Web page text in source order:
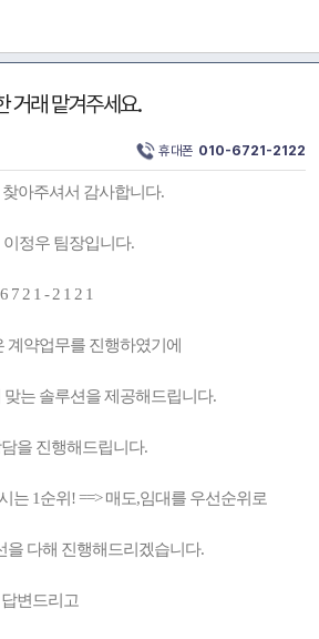
거래 맡겨주세요.
휴대폰 010-6721-2122
아주셔서 감사합니다.
정우 팀장입니다.
2 1 - 2 1 2 1
계약업무를 진행하였기에
는 솔루션을 제공해드립니다.
을 진행해드립니다.
는 1순위! ==> 매도,임대를 우선순위로
을 다해 진행해드리겠습니다.
변드리고